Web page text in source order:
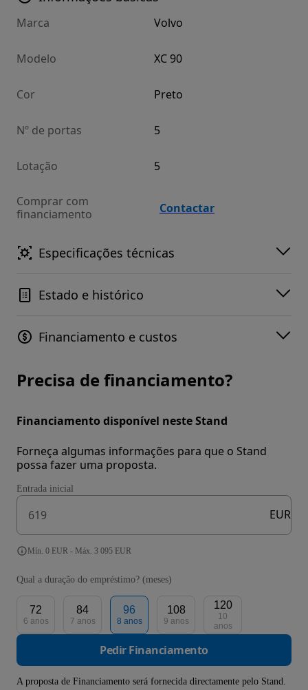
Marca Volvo
Modelo XC 90
Cor Preto
Nº de portas 5
Lotação 5
Comprar com
financiamento
Contactar
Especificações técnicas
Estado e histórico
Financiamento e custos
Precisa de financiamento?
Financiamento disponível neste Stand
Forneça algumas informações para que o Stand
possa fazer uma proposta.
Entrada inicial
EUR
Mín. 0 EUR - Máx. 3 095 EUR
Qual a duração do empréstimo? (meses)
72
6 anos
84
7 anos
96
8 anos
108
9 anos
120
10
anos
Pedir Financiamento
A proposta de Financiamento será fornecida directamente pelo Stand.